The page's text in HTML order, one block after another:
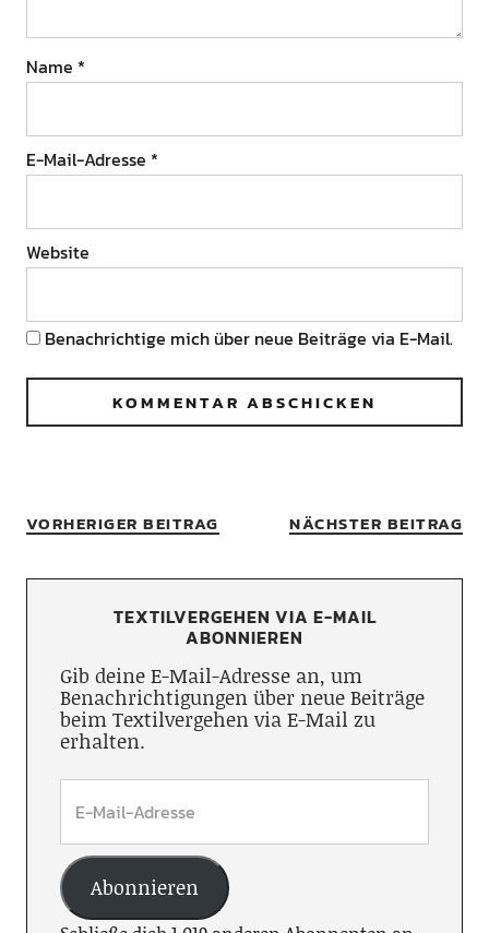
Name *
E-Mail-Adresse *
Website
Benachrichtige mich über neue Beiträge via E-Mail.
VORHERIGER BEITRAG NÄCHSTER BEITRAG
TEXTILVERGEHEN VIA E-MAIL
ABONNIEREN
Gib deine E-Mail-Adresse an, um
Benachrichtigungen über neue Beiträge
beim Textilvergehen via E-Mail zu
erhalten.
Abonnieren